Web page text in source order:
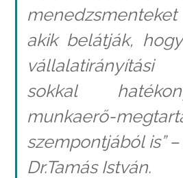
akik belátják,
sokkal
munkaerő-
szempontjából is”
Dr.Tamás István.